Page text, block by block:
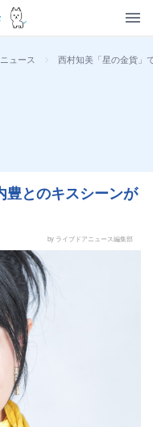
ュース > 西村知美「星の金貨」
豊とのキスシーンが
by ライブドアニュース編集部